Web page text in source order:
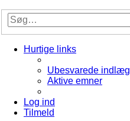
Hurtige links
Ubesvarede indlæg
Aktive emner
Log ind
Tilmeld